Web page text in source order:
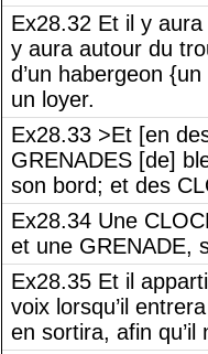
Ex28.32 Et il y
y aura autour du
d’un habergeon
un loyer.
Ex28.33 >Et [en
GRENADES [de]
son bord; et des
Ex28.34 Une
et une GRENADE,
Ex28.35 Et il
voix lorsqu’il
en sortira, afin qu’il